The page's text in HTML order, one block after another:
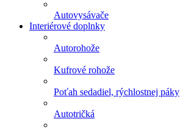
Autovysávače
Interiérové doplnky
Autorohože
Kufrové rohože
Poťah sedadiel, rýchlostnej páky
Autotričká